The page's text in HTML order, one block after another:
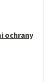
ochrany